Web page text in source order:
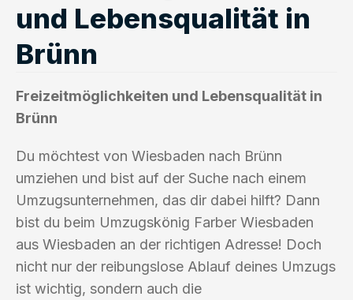
und Lebensqualität in
Brünn
Freizeitmöglichkeiten und Lebensqualität in
Brünn
Du möchtest von Wiesbaden nach Brünn
umziehen und bist auf der Suche nach einem
Umzugsunternehmen, das dir dabei hilft? Dann
bist du beim Umzugskönig Farber Wiesbaden
aus Wiesbaden an der richtigen Adresse! Doch
nicht nur der reibungslose Ablauf deines Umzugs
ist wichtig, sondern auch die